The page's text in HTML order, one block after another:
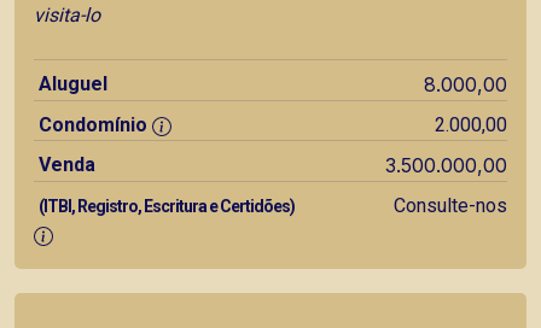
visita-lo
Aluguel 8.000,00
Condomínio
2.000,00
Venda
3.500.000,00
(ITBI, Registro, Escritura e Certidões) Consulte-nos